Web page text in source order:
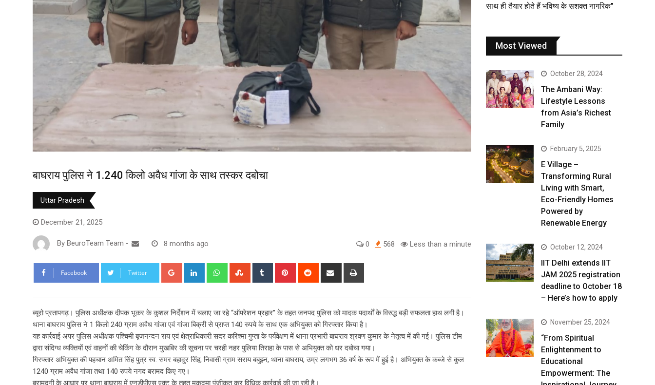
बाघराय पुलिस ने 1.240 किलो अवैध गांजा के साथ तस्कर दबोचा
Uttar Pradesh
December 21, 2025
By BeuroTeam Team - 8 months ago 0 568 Less than a minute
Facebook Twitter Google+ LinkedIn WhatsappStumbleUpon
Tumblr Pinterest Reddit
Share
ब्यूरो प्रतापगढ़। पुलिस अधीक्षक दीपक भूकर के कुशल निर्देशन में चलाए जा रहे “ऑपरेशन प्रहार” के तहत जनपद पुलिस को मादक पदार्थों के विरुद्ध बड़ी सफलता हाथ लगी है।
थाना बाघराय पुलिस ने 1 किलो 240 ग्राम अवैध गांजा एवं गांजा बिक्री से प्राप्त 140 रुपये के साथ एक अभियुक्त को गिरफ्तार किया है।
यह कार्रवाई अपर पुलिस अधीक्षक पश्चिमी बृजनन्दन राय एवं क्षेत्राधिकारी सदर करिश्मा गुप्ता के पर्यवेक्षण में थाना प्रभारी बाघराय श्रवण कुमार के नेतृत्व में की गई। पुलिस टीम
द्वारा संदिग्ध व्यक्तियों एवं वाहनों की चेकिंग के दौरान मुखबिर की सूचना पर चरही नहर पुलिया तिराहा के पास से अभियुक्त को धर दबोचा गया।
गिरफ्तार अभियुक्त की पहचान अमित सिंह पुत्र स्व. समर बहादुर सिंह, निवासी ग्राम सराय बबुझ्न, थाना बाघराय, उम्र लगभग 36 वर्ष के रूप में हुई है। अभियुक्त के कब्जे से कुल
1240 ग्राम अवैध गांजा तथा 140 रुपये नगद बरामद किए गए।
बरामदगी के आधार पर थाना बाघराय में एनडीपीएस एक्ट के तहत मुकदमा पंजीकृत कर विधिक कार्रवाई की जा रही है।
साथ ही तैयार होते हैं भविष्य के सशक्त नागरिक”
Most Viewed
October 28, 2024
The Ambani Way:
Lifestyle Lessons
from Asia’s Richest
Family
February 5, 2025
E Village –
Transforming Rural
Living with Smart,
Eco-Friendly Homes
Powered by
Renewable Energy
October 12, 2024
IIT Delhi extends IIT
JAM 2025 registration
deadline to October 18
– Here’s how to apply
November 25, 2024
“From Spiritual
Enlightenment to
Educational
Empowerment: The